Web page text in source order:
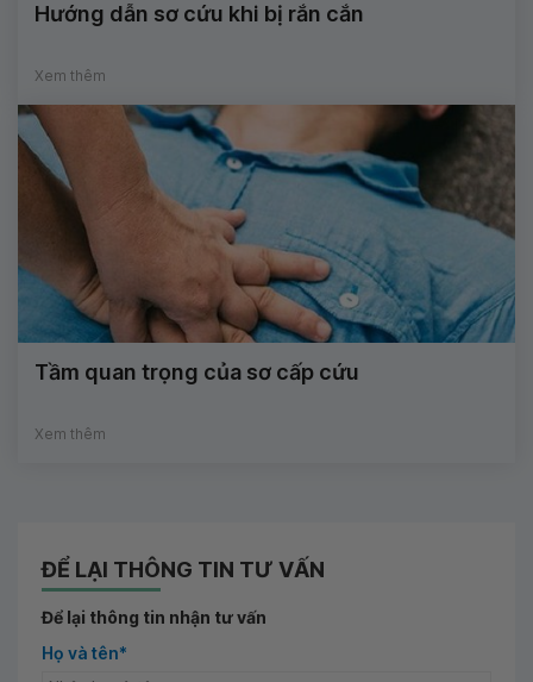
Hướng dẫn sơ cứu khi bị rắn cắn
Xem thêm
Tầm quan trọng của sơ cấp cứu
Xem thêm
ĐỂ LẠI THÔNG TIN TƯ VẤN
Để lại thông tin nhận tư vấn
Họ và tên*